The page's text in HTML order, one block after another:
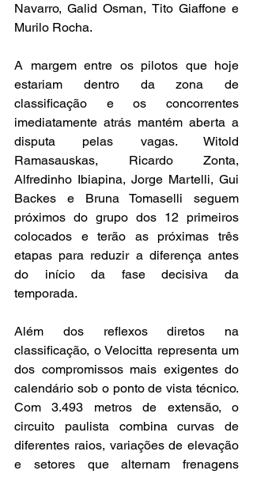
Navarro, Galid Osman, Tito Giaffone e
Murilo Rocha.
A margem entre os pilotos que hoje
estariam dentro da zona de
classificação e os concorrentes
imediatamente atrás mantém aberta a
disputa pelas vagas. Witold
Ramasauskas, Ricardo Zonta,
Alfredinho Ibiapina, Jorge Martelli, Gui
Backes e Bruna Tomaselli seguem
próximos do grupo dos 12 primeiros
colocados e terão as próximas três
etapas para reduzir a diferença antes
do início da fase decisiva da
temporada.
Além dos reflexos diretos na
classificação, o Velocitta representa um
dos compromissos mais exigentes do
calendário sob o ponto de vista técnico.
Com 3.493 metros de extensão, o
circuito paulista combina curvas de
diferentes raios, variações de elevação
e setores que alternam frenagens